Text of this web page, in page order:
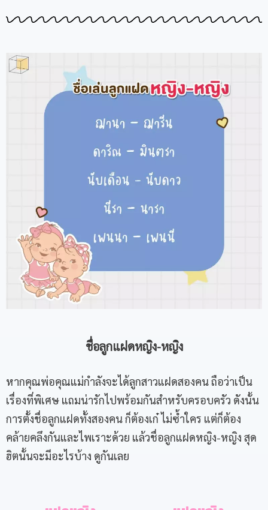
ชื่อลูกแฝดหญิง-หญิง
หากคุณพ่อคุณแม่กำลังจะได้ลูกสาวแฝดสองคน ถือว่าเป็น
เรื่องที่พิเศษ แถมน่ารักไปพร้อมกันสำหรับครอบครัว ดังนั้น
การตั้งชื่อลูกแฝดทั้งสองคน ก็ต้องเก๋ ไม่ซ้ำใคร แต่ก็ต้อง
คล้ายคลึงกันและไพเราะด้วย แล้วชื่อลูกแฝดหญิง-หญิง สุด
ฮิตนั้นจะมีอะไรบ้าง ดูกันเลย